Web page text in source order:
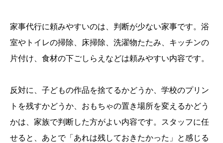
家事代行に頼みやすいのは、判断が少ない家事です。浴
室やトイレの掃除、床掃除、洗濯物たたみ、キッチンの
片付け、食材の下ごしらえなどは頼みやすい内容です。
反対に、子どもの作品を捨てるかどうか、学校のプリン
トを残すかどうか、おもちゃの置き場所を変えるかどう
かは、家族で判断した方がよい内容です。スタッフに任
せると、あとで「あれは残しておきたかった」と感じる